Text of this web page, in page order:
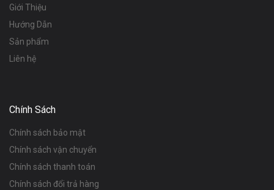
Giới Thiệu
Hướng Dẫn
Sản phẩm
Liên hệ
Chính Sách
Chính sách bảo mật
Chính sách vận chuyển
Chính sách thanh toán
Chính sách đổi trả hàng